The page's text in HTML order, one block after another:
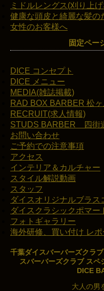
ミドルレングス(刈り上
健康な頭皮と綺麗な髪の
女性のお客様へ
固定ペー
DICE コンセプト
DICE メニュー
MEDIA(雑誌掲載)
RAD BOX BARBER 松
RECRUIT(求人情報)
STUDS BARBER 四街
お問い合わせ
ご予約での注意事項
アクセス
インテリア＆カルチャー
スタイル解説動画
スタッフ
ダイスオリジナルブラス
ダイスクラシックポマー
フォトギャラリー
海外研修、買い付け レポ
千葉ダイスバーバーズクラ
スバーバーズクラブ スペ
DICE
大人の男